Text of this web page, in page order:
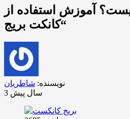
آموزش استفاده از
“کانکت بریج
نویسنده: شاطریان
3 سال پیش